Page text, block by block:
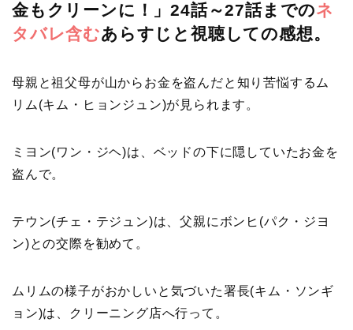
金もクリーンに！」24話～27話までのネ
タバレ含むあらすじと視聴しての感想。
母親と祖父母が山からお金を盗んだと知り苦悩するム
リム(キム・ヒョンジュン)が見られます。
ミヨン(ワン・ジヘ)は、ベッドの下に隠していたお金を
盗んで。
テウン(チェ・テジュン)は、父親にボンヒ(パク・ジヨ
ン)との交際を勧めて。
ムリムの様子がおかしいと気づいた署長(キム・ソンギ
ョン)は、クリーニング店へ行って。